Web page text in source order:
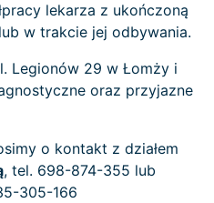
lekarza z ukończoną
w trakcie jej odbywania.
Legionów 29 w Łomży i
oraz przyjazne
o kontakt z działem
, tel. 698-874-355 lub
305-166